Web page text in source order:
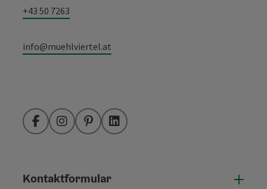
+43 50 7263
info@muehlviertel.at
FacebookInstagramPinterestLinkedIn
Kontaktformular